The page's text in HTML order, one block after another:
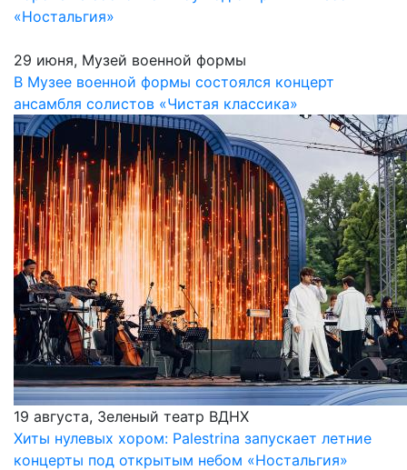
«Ностальгия»
29 июня, Музей военной формы
В Музее военной формы состоялся концерт
ансамбля солистов «Чистая классика»
19 августа, Зеленый театр ВДНХ
Хиты нулевых хором: Palestrina запускает летние
концерты под открытым небом «Ностальгия»